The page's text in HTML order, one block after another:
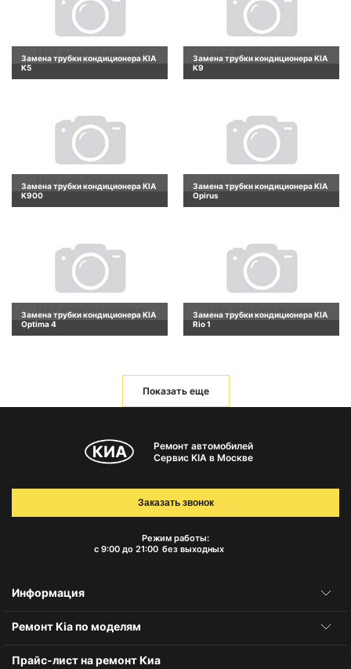
Замена трубки кондиционера KIA
K5
Замена трубки кондиционера KIA
K9
Замена трубки кондиционера KIA
K900
Замена трубки кондиционера KIA
Opirus
Замена трубки кондиционера KIA
Optima 4
Замена трубки кондиционера KIA
Rio 1
Показать еще
Ремонт автомобилей
Сервис KIA в Москве
Режим работы:
с 9:00 до 21:00 без выходных
Заказать звонок
Информация
Ремонт Kia по моделям
Прайс-лист на ремонт Киа